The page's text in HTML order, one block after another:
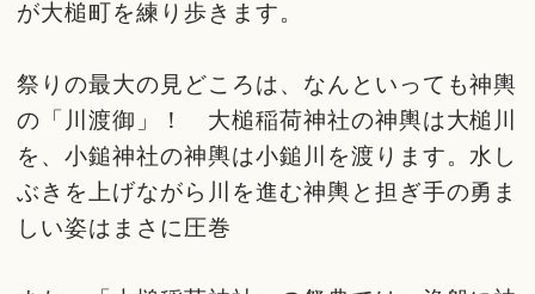
が大槌町を練り歩きます。
祭りの最大の見どころは、なんといっても神輿
の「川渡御」！ 大槌稲荷神社の神輿は大槌川
を、小鎚神社の神輿は小鎚川を渡ります。水し
ぶきを上げながら川を進む神輿と担ぎ手の勇ま
しい姿はまさに圧巻